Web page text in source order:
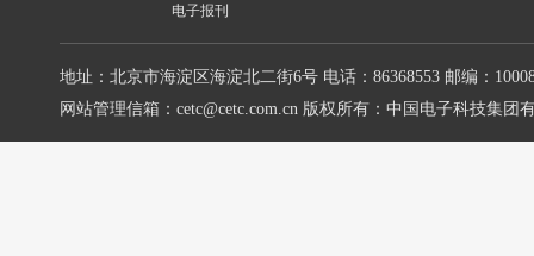
电子报刊
地址：北京市海淀区海淀北二街6号 电话：86368553 邮编：
网站管理信箱：cetc@cetc.com.cn 版权所有：中国电子科技集团